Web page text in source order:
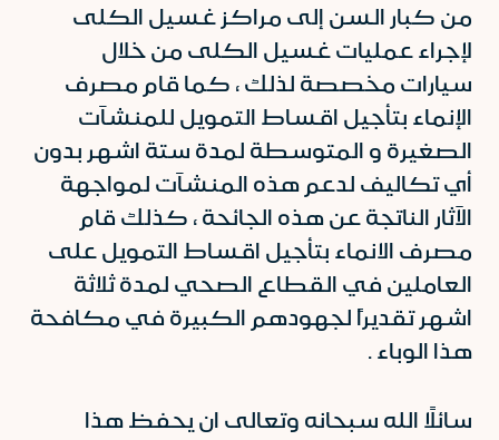
من كبار السن إلى مراكز غسيل الكلى
لإجراء عمليات غسيل الكلى من خلال
سيارات مخصصة لذلك ، كما قام مصرف
الإنماء بتأجيل اقساط التمويل للمنشآت
الصغيرة و المتوسطة لمدة ستة اشهر بدون
أي تكاليف لدعم هذه المنشآت لمواجهة
الآثار الناتجة عن هذه الجائحة ، كذلك قام
مصرف الانماء بتأجيل اقساط التمويل على
العاملين في القطاع الصحي لمدة ثلاثة
اشهر تقديراً لجهودهم الكبيرة في مكافحة
هذا الوباء .
سائلًا الله سبحانه وتعالى ان يحفظ هذا